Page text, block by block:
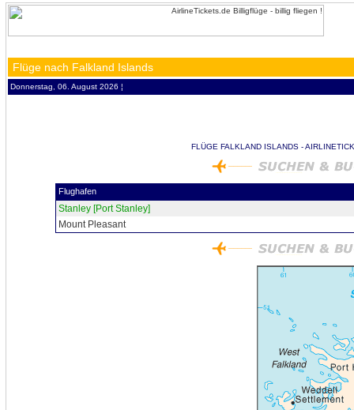
Flüge nach Falkland Islands
Donnerstag, 06. August 2026 ¦
FLÜGE FALKLAND ISLANDS -
Flughafen
Stanley [Port Stanley]
Mount Pleasant